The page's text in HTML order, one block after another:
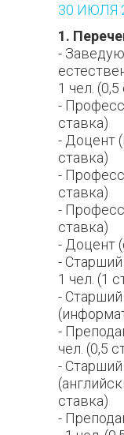
30 ИЮЛЯ
1.
-
1 чел.
-
ставка)
- Доцент
ставка)
-
ставка)
-
ставка)
- Доцент
-
1 чел. (1
-
-
чел. (0,5
-
ставка)
-